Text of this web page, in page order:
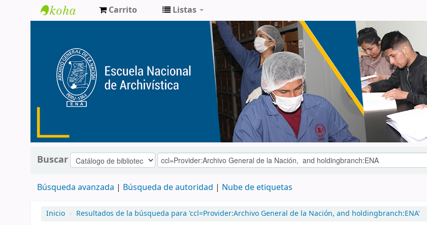
Biblioteca
ENA
Carrito Listas
Buscar
Búsqueda avanzada Búsqueda de autoridad Nube de etiquetas
Inicio › Resultados de la búsqueda para 'ccl=Provider:Archivo General de la Nación, and holdingbranch:ENA'